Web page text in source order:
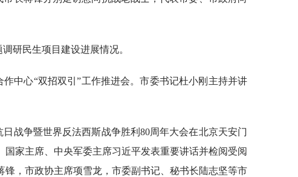
研民生项目建设进展情况。
中心“双招双引”工作推进会。市委书记杜小刚主持并讲
战争暨世界反法西斯战争胜利80周年大会在北京天安门
国家主席、中央军委主席习近平发表重要讲话并检阅受阅
锋，市政协主席项雪龙，市委副书记、秘书长陆志坚等市